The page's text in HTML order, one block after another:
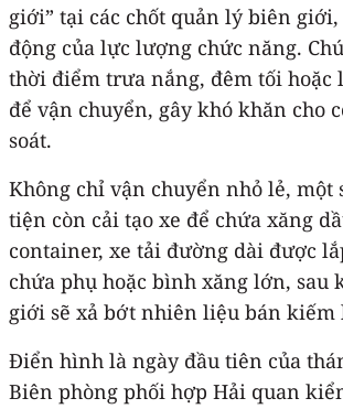
giới” tại các chốt quản lý biên
động của lực lượng chức năng.
thời điểm trưa nắng, đêm tối hoặc
để vận chuyển, gây khó khăn cho
soát.
Không chỉ vận chuyển nhỏ lẻ, một
tiện còn cải tạo xe để chứa xăng
container, xe tải đường dài được
chứa phụ hoặc bình xăng lớn, sau
giới sẽ xả bớt nhiên liệu bán kiếm
Điển hình là ngày đầu tiên của
Biên phòng phối hợp Hải quan